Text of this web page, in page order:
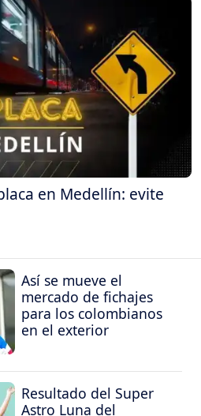
en Medellín: evite
Así se mueve el
mercado de fichajes
para los colombianos
en el exterior
Resultado del Super
Astro Luna del